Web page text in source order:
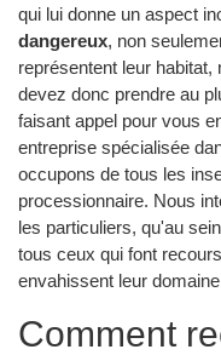
qui lui donne un aspect
dangereux, non
représentent leur
devez donc prendre au
faisant appel pour vous
entreprise spécialisée
occupons de tous les
processionnaire. Nous
les particuliers, qu'au
tous ceux qui font
envahissent leur
Comment